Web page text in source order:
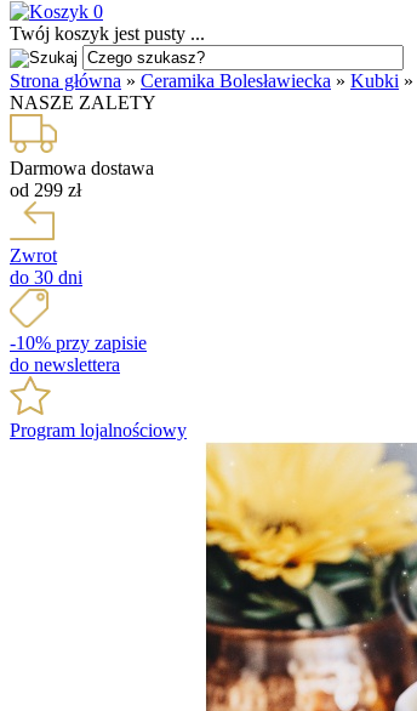
0
Twój koszyk jest pusty ...
Strona główna » Ceramika Bolesławiecka » Kubki »
NASZE ZALETY
Darmowa dostawa
od 299 zł
Zwrot
do 30 dni
-10% przy zapisie
do newslettera
Program lojalnościowy